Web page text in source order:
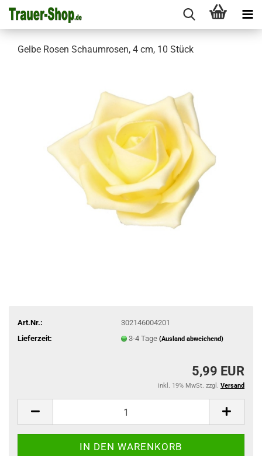
Gelbe Rosen Schaumrosen, 4 cm, 10 Stück
Art.Nr.:
302146004201
Lieferzeit:
3-4 Tage (Ausland abweichend)
5,99 EUR
inkl. 19% MwSt. zzgl. Versand